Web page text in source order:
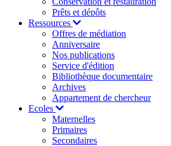
Prêts et dépôts
Ressources
Offres de médiation
Anniversaire
Nos publications
Service d'édition
Bibliothèque documentaire
Archives
Appartement de chercheur
Ecoles
Maternelles
Primaires
Secondaires